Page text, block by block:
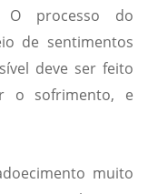
processo do
de sentimentos
deve ser feito
o sofrimento, e
muito